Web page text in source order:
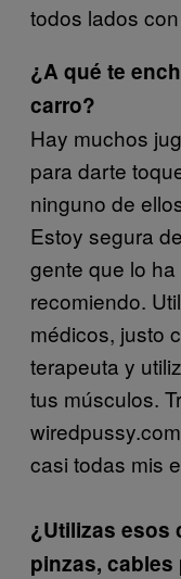
todos lados
¿A qué te
carro?
Hay muchos
para darte
ninguno de
Estoy segura
gente que lo
recomiendo.
médicos, justo
terapeuta y
tus músculos.
casi todas mis
¿Utilizas esos
pinzas,